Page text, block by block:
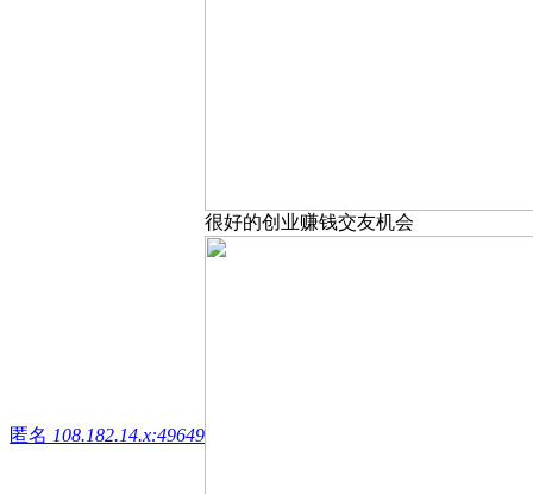
匿名 108.182.14.x:49649
很好的创业赚钱交友机会